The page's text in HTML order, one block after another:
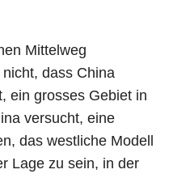
Mittelweg
dass China
ein grosses Gebiet in
versucht, eine
das westliche Modell
Lage zu sein, in der